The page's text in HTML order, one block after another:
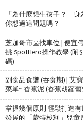
「為什麼想生孩子？」身
你想過這問題嗎？
芝加哥市區找車位 | 便宜
挑 SpotHero操作教學 (附
碼)
副食品食譜 (吞食期) | 艾
菜單~ 香蕉泥 (香蕉胡蘿蔔
掌握幾個原則 輕鬆打造
發展的「蒙特梭利」兒童